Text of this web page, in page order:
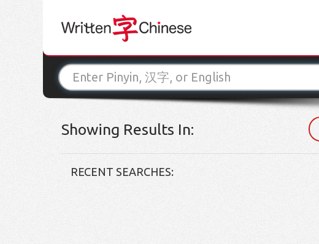
Showing Results In:
RECENT SEARCHES: